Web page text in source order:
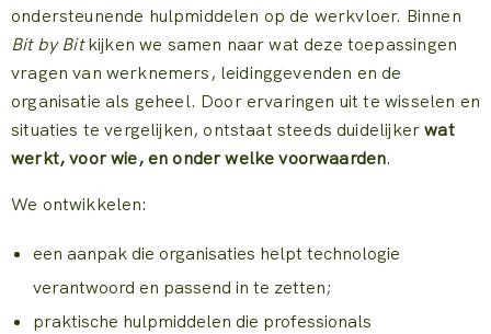
ondersteunende hulpmiddelen op de werkvloer. Binnen
Bit by Bitkijken we samen naar wat deze toepassingen
vragen van werknemers, leidinggevenden en de
organisatie als geheel. Door ervaringen uit te wisselen en
situaties te vergelijken, ontstaat steeds duidelijkerwat
werkt, voor wie, en onder welke voorwaarden.
We ontwikkelen:
een aanpak die organisaties helpt technologie
verantwoord en passend in te zetten;
praktische hulpmiddelen die professionals